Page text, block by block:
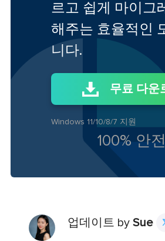
르고 쉽게 마이그
해주는 효율적인
니다.
무료 다운
Windows 11/10/8/7 지원
100% 안전
업데이트 by Sue